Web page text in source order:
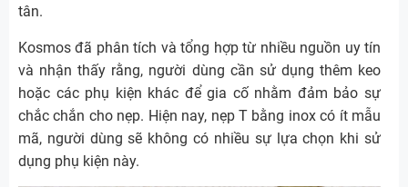
tân.
Kosmos đã phân tích và tổng hợp từ nhiều nguồn uy tín
và nhận thấy rằng, người dùng cần sử dụng thêm keo
hoặc các phụ kiện khác để gia cố nhằm đảm bảo sự
chắc chắn cho nẹp. Hiện nay, nẹp T bằng inox có ít mẫu
mã, người dùng sẽ không có nhiều sự lựa chọn khi sử
dụng phụ kiện này.